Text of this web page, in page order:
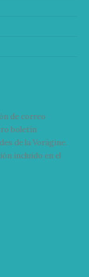
de correo
boletín
de la Vorágine.
incluido en el